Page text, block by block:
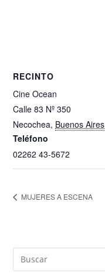
RECINTO
Cine Ocean
Calle 83 Nº 350
Necochea, Buenos Aires
Teléfono
02262 43-5672
MUJERES A ESCENA